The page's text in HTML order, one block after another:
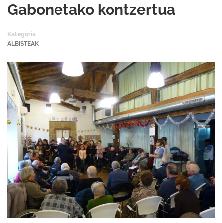
Gabonetako kontzertua
Kategoria
ALBISTEAK